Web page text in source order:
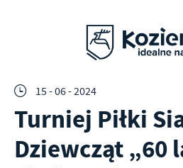
15 - 06 - 2024
Turniej Piłki
Dziewcząt „60